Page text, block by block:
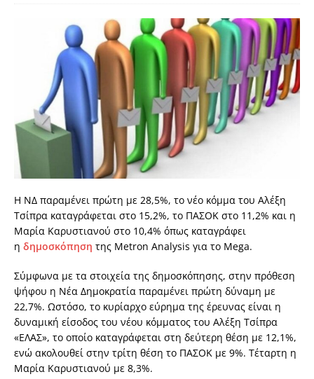
Η ΝΔ παραμένει πρώτη με 28,5%, το νέο κόμμα του Αλέξη
Τσίπρα καταγράφεται στο 15,2%, το ΠΑΣΟΚ στο 11,2% και η
Μαρία Καρυστιανού στο 10,4% όπως καταγράφει
η δημοσκόπηση της Metron Analysis για το Mega.
Σύμφωνα με τα στοιχεία της δημοσκόπησης, στην πρόθεση
ψήφου η Νέα Δημοκρατία παραμένει πρώτη δύναμη με
22,7%. Ωστόσο, το κυρίαρχο εύρημα της έρευνας είναι η
δυναμική είσοδος του νέου κόμματος του Αλέξη Τσίπρα
«ΕΛΑΣ», το οποίο καταγράφεται στη δεύτερη θέση με 12,1%,
ενώ ακολουθεί στην τρίτη θέση το ΠΑΣΟΚ με 9%. Τέταρτη η
Μαρία Καρυστιανού με 8,3%.